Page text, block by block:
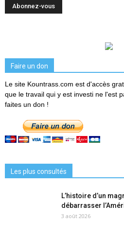
Faire un don
Le site Kountrass.com est d'accès
que le travail qui y est investi ne l'est
faites un don !
Les plus consultés
L’histoire d’un
débarrasser
3 août 2026